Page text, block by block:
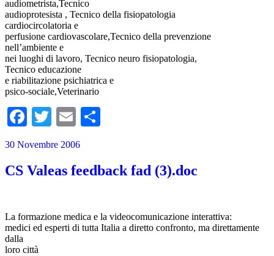
audiometrista,Tecnico
audioprotesista , Tecnico della fisiopatologia
cardiocircolatoria e
perfusione cardiovascolare,Tecnico della prevenzione
nell’ambiente e
nei luoghi di lavoro, Tecnico neuro fisiopatologia,
Tecnico educazione
e riabilitazione psichiatrica e
psico-sociale,Veterinario
Facebook
Twitter
Email
30 Novembre 2006
CS Valeas feedback fad (3).doc
La formazione medica e la videocomunicazione interattiva:
medici ed esperti di tutta Italia a diretto confronto, ma direttamente
dalla
loro città